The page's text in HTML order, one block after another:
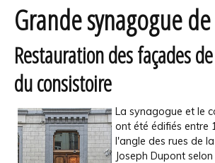
Grande synagogue
Restauration des façades
du consistoire
La synagogue et le
ont été édifiés entre
l'angle des rues de
Joseph Dupont